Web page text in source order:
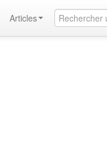
Articles